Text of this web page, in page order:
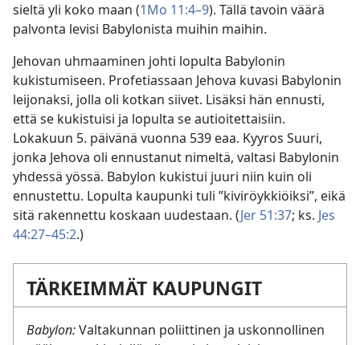
sieltä yli koko maan (1Mo 11:4–9). Tällä tavoin väärä
palvonta levisi Babylonista muihin maihin.
Jehovan uhmaaminen johti lopulta Babylonin
kukistumiseen. Profetiassaan Jehova kuvasi Babylonin
leijonaksi, jolla oli kotkan siivet. Lisäksi hän ennusti,
että se kukistuisi ja lopulta se autioitettaisiin.
Lokakuun 5. päivänä vuonna 539 eaa. Kyyros Suuri,
jonka Jehova oli ennustanut nimeltä, valtasi Babylonin
yhdessä yössä. Babylon kukistui juuri niin kuin oli
ennustettu. Lopulta kaupunki tuli ”kiviröykkiöiksi”, eikä
sitä rakennettu koskaan uudestaan. (Jer 51:37; ks. Jes
44:27–45:2.)
TÄRKEIMMÄT KAUPUNGIT
Babylon:Valtakunnan poliittinen ja uskonnollinen